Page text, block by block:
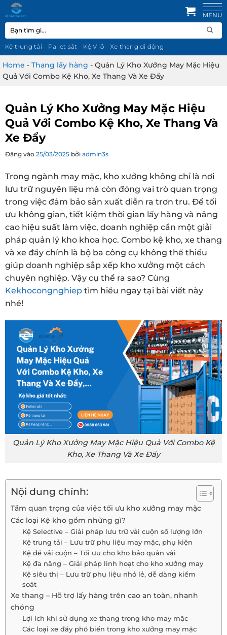
qua
nội
dung
Tìm
kiếm:
Kệ trung tải Pallet sắt Kệ V lỗ Xe thang di động
Home - Thang lấy hàng - Quản Lý Kho Xưởng May Mặc Hiệu
Quả Với Combo Kệ Kho, Xe Thang Và Xe Đẩy
Quản Lý Kho Xưởng May Mặc Hiệu
Quả Với Combo Kệ Kho, Xe Thang Và
Xe Đẩy
Đăng vào 25/03/2025 bởi admin3s
Trong ngành may mặc, kho xưởng không chỉ là nơi
lưu trữ nguyên liệu mà còn đóng vai trò quan trọng
trong việc đảm bảo sản xuất diễn ra trơn tru. Để tối
ưu không gian, tiết kiệm thời gian lấy hàng và nâng
cao hiệu suất làm việc, doanh nghiệp cần một giải
pháp quản lý kho khoa học. Combo kệ kho, xe thang
và xe đẩy chính là bộ ba công cụ không thể thiếu
giúp doanh nghiệp sắp xếp kho xưởng một cách
chuyên nghiệp. Vậy cụ thể ra sao? Cùng
Kekhocongnghiep tìm hiểu ngay tại bài viết này
nhé!
Quản Lý Kho Xưởng May Mặc Hiệu Quả Với Combo Kệ
Kho, Xe Thang Và Xe Đẩy
Nội dung chính:
Tầm quan trọng của việc tối ưu kho xưởng may mặc
Các loại Kệ kho gồm những gì?
Kệ Selective – Giải pháp lưu trữ vải cuộn số lượng lớn
Kệ trung tải – Lưu trữ phụ liệu may mặc, phụ kiện
Kệ để vải cuộn – Tối ưu cho kho bảo quản vải
Kệ đa năng – Giải pháp linh hoạt cho kho xưởng may
Kệ siêu thị – Lưu trữ phụ liệu nhỏ lẻ, dễ dàng kiểm
soát
Xe thang – Hỗ trợ lấy hàng trên cao an toàn, nhanh
chóng
Lợi ích khi sử dụng xe thang trong kho may mặc
Các loại xe đẩy phổ biến trong kho xưởng may mặc